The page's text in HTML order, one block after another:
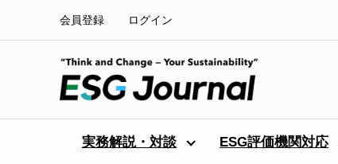
会員登録 ログイン
実務解説・対談 ESG評価機関対応